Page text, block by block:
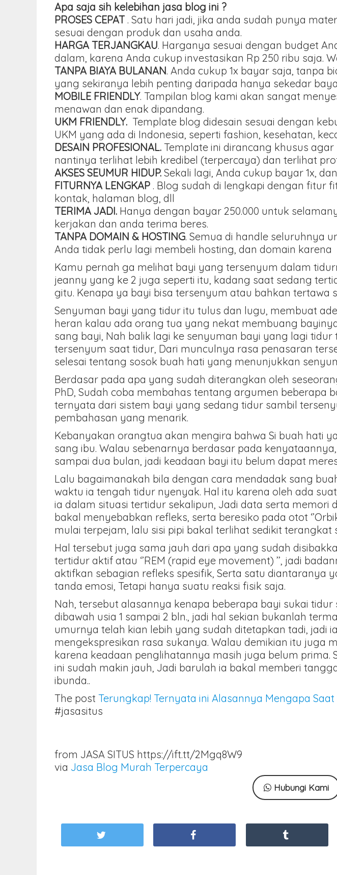
Apa saja sih kelebihan jasa blog ini ?
PROSES CEPAT. Satu hari jadi, jika anda sudah punya
sesuai dengan produk dan usaha anda.
HARGA TERJANGKAU. Harganya sesuai dengan budget
dalam, karena Anda cukup investasikan Rp 250 ribu saja.
TANPA BIAYA BULANAN. Anda cukup 1x bayar saja, tanpa
yang sekiranya lebih penting daripada hanya sekedar
MOBILE FRIENDLY. Tampilan blog kami akan sangat
menawan dan enak dipandang.
UKM FRIENDLY. Template blog didesain sesuai dengan
UKM yang ada di Indonesia, seperti fashion, kesehatan,
DESAIN PROFESIONAL. Template ini dirancang khusus
nantinya terlihat lebih kredibel (terpercaya) dan terlihat
AKSES SEUMUR HIDUP. Sekali lagi, Anda cukup bayar 1x,
FITURNYA LENGKAP . Blog sudah di lengkapi dengan fitur
kontak, halaman blog, dll
TERIMA JADI. Hanya dengan bayar 250.000 untuk
kerjakan dan anda terima beres.
TANPA DOMAIN & HOSTING. Semua di handle seluruhnya
Anda tidak perlu lagi membeli hosting, dan domain
Kamu pernah ga melihat bayi yang tersenyum dalam
jeanny yang ke 2 juga seperti itu, kadang saat sedang
gitu. Kenapa ya bayi bisa tersenyum atau bahkan tertawa
Senyuman bayi yang tidur itu tulus dan lugu, membuat
heran kalau ada orang tua yang nekat membuang
sang bayi, Nah balik lagi ke senyuman bayi yang lagi
tersenyum saat tidur, Dari munculnya rasa penasaran
selesai tentang sosok buah hati yang menunjukkan
Berdasar pada apa yang sudah diterangkan oleh
PhD, Sudah coba membahas tentang argumen beberapa
ternyata dari sistem bayi yang sedang tidur sambil
pembahasan yang menarik.
Kebanyakan orangtua akan mengira bahwa Si buah hati
sang ibu. Walau sebenarnya berdasar pada
sampai dua bulan, jadi keadaan bayi itu belum dapat
Lalu bagaimanakah bila dengan cara mendadak sang
waktu ia tengah tidur nyenyak. Hal itu karena oleh ada
ia dalam situasi tertidur sekalipun, Jadi data serta
bakal menyebabkan refleks, serta beresiko pada otot
mulai terpejam, lalu sisi pipi bakal terlihat sedikit terangkat
Hal tersebut juga sama jauh dari apa yang sudah
tertidur aktif atau ‘’REM (rapid eye movement) ’’, jadi
aktifkan sebagian refleks spesifik, Serta satu diantaranya
tanda emosi, Tetapi hanya suatu reaksi fisik saja.
Nah, tersebut alasannya kenapa beberapa bayi sukai
dibawah usia 1 sampai 2 bln., jadi hal sekian bukanlah
umurnya telah kian lebih yang sudah ditetapkan tadi, jadi
mengekspresikan rasa sukanya. Walau demikian itu juga
karena keadaan penglihatannya masih juga belum
ini sudah makin jauh, Jadi barulah ia bakal memberi
ibunda..
The post Terungkap! Ternyata ini Alasannya Mengapa
#jasasitus
from JASA SITUS https://ift.tt/2Mgq8W9
via Jasa Blog Murah Terpercaya
Hubungi Kami